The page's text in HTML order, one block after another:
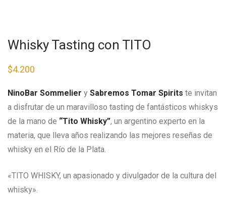
Whisky Tasting con TITO
$4.200
NinoBar Sommelier y Sabremos Tomar Spirits te invitan
a disfrutar de un maravilloso tasting de fantásticos whiskys
de la mano de “Tito Whisky”, un argentino experto en la
materia, que lleva años realizando las mejores reseñas de
whisky en el Río de la Plata.
«TITO WHISKY, un apasionado y divulgador de la cultura del
whisky».